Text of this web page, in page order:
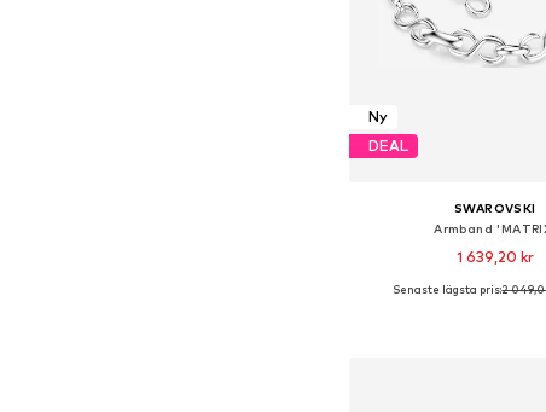
Ny
DEAL
SWAROVSKI
Armband
1 639,20 kr
Tillgängliga storlekar:
Senaste lägsta pris:2